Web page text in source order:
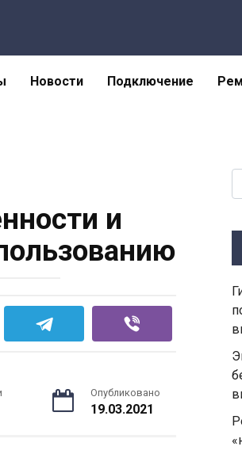
Новости Подключение
и
Опубликовано
19.03.2021